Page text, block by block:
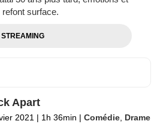
surface.
STREAMING
Apart
2021 | 1h 36min | Comédie Drame